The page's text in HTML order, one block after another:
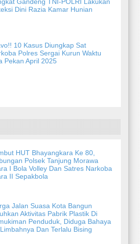
Dini Razia Kamar Hunian
10 Kasus Diungkap Sat
Polres Sergai Kurun Waktu
Pekan April 2025
HUT Bhayangkara Ke 80,
Polsek Tanjung Morawa
I Bola Volley Dan Satres Narkoba
II Sepakbola
Jalan Suasa Kota Bangun
Aktivitas Pabrik Plastik Di
Penduduk, Diduga Bahaya
Dan Terlalu Bising